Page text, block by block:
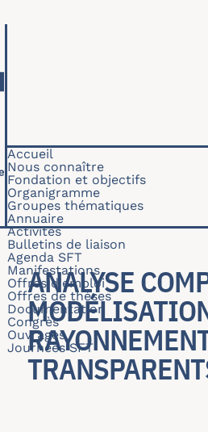
Navigation principale
Accueil
Nous connaître
Fondation et objectifs
Organigramme
Groupes thématiques
Annuaire
Activités
Bulletins de liaison
Agenda SFT
Manifestations
Offres d'emploi
Offres de thèses
Documentation
Congrès
Ouvrages
Journées SFT
ANALYSE